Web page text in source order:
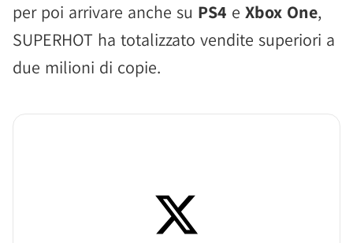
per poi arrivare anche su PS4 e Xbox One,
SUPERHOT ha totalizzato vendite superiori a
due milioni di copie.